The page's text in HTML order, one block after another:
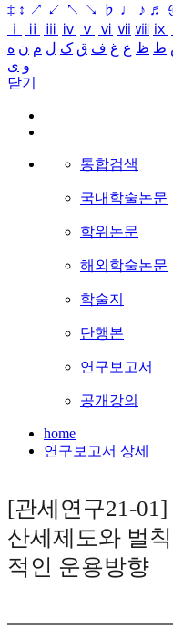
‡ ↕ ↗ ↙ ↖ ↘ ♭ ♩ ♪ ♬
ⅰ
ⅱ ⅲ ⅳ ⅴ ⅵ ⅶ ⅷ ⅸ
ط ظ ع غ ف ق ک ل م ن ه
و ی
닫기
통합검색
국내학술논문
학위논문
해외학술논문
학술지
단행본
연구보고서
공개강의
home
연구보고서 상세
[관세연구21-
산세제도와 벌
적인 운용방향